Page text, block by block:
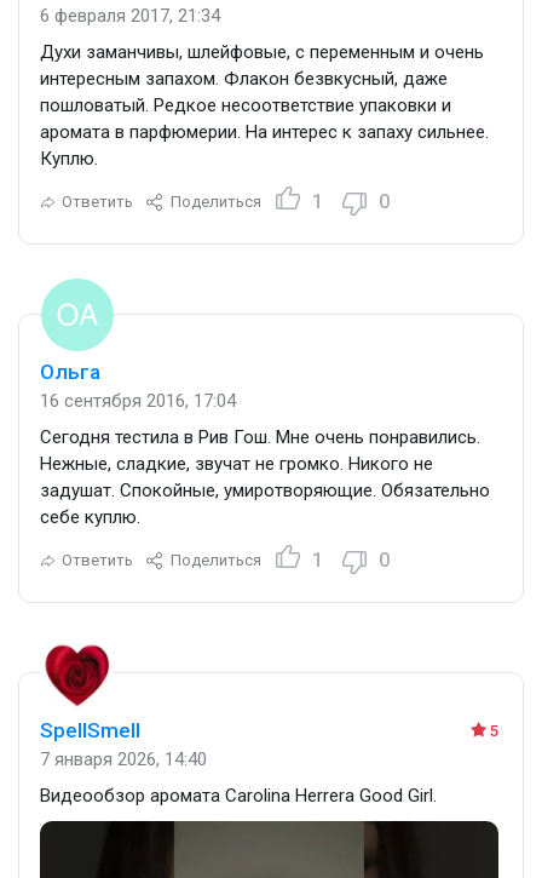
6 февраля 2017, 21:34
Духи заманчивы, шлейфовые, с переменным и очень
интересным запахом. Флакон безвкусный, даже
пошловатый. Редкое несоответствие упаковки и
аромата в парфюмерии. На интерес к запаху сильнее.
Куплю.
Ответить Поделиться 1 0
Ольга
16 сентября 2016, 17:04
Сегодня тестила в Рив Гош. Мне очень понравились.
Нежные, сладкие, звучат не громко. Никого не
задушат. Спокойные, умиротворяющие. Обязательно
себе куплю.
Ответить Поделиться 1 0
5
SpellSmell
7 января 2026, 14:40
Видеообзор аромата Carolina Herrera Good Girl.